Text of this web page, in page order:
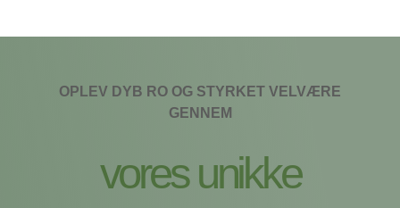
OPLEV DYB RO OG STYRKET VELVÆRE
GENNEM
vores unikke